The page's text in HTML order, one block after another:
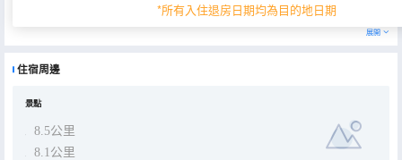
*所有入住退房日期均為目的地日期
對於想要捕捉吉隆坡城市風采的旅客來說，吉隆坡可愛的家酒店是一個理想的選擇。Bandar Tasik Selatan Station位於
距離該酒店大約1km的地方。著名的景點Federal Highway、Desa Petaling和Back to Nature in Malaysia均可步行很
短距離到達。從酒店到皇后公園遊覽很方便，Taman Danau Desa和Saidina Uthman Ibn Affan Mosque也均在附
的客房浴室是不錯的選擇。
展開
住宿周邊
景點
8.5公里
8.1公里